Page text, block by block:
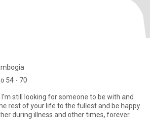
54 - 70
still looking for someone to be with and
rest of your life to the fullest and be happy.
during illness and other times, forever.